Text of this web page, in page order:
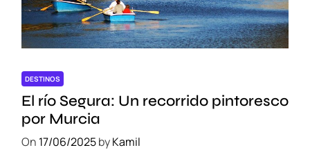
DESTINOS
El río Segura: Un recorrido pintoresco
por Murcia
On 17/06/2025byKamil